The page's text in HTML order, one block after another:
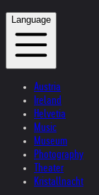
Language
Austria
Ireland
Helvetia
Music
Museum
Photography
Theater
Kristallnacht